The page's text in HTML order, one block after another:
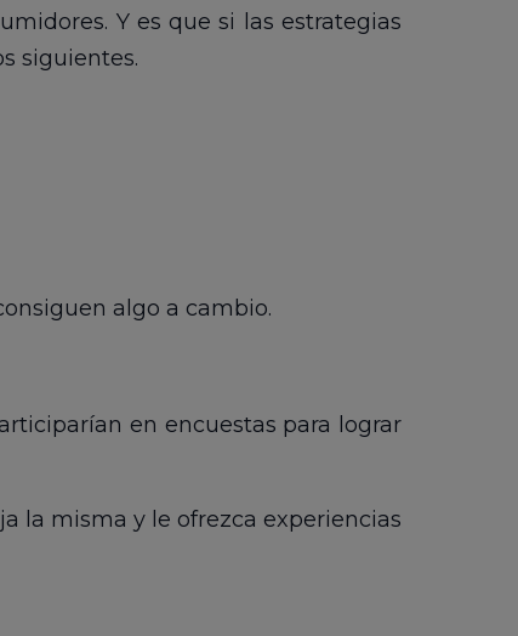
Y es que si las estrategias
siguientes.
algo a cambio.
en encuestas para lograr
la misma y le ofrezca experiencias